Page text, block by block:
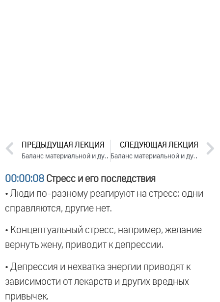
ПРЕДЫДУЩАЯ ЛЕКЦИЯ
Баланс материальной и духовной жизни в современном мире. День 1. Часть 1 (2024)
СЛЕДУЮЩАЯ ЛЕКЦИЯ
Баланс материальной и духовной жизни в современном мире. День 2. Часть 1 (2024)
00:00:08 Стресс и его последствия
• Люди по-разному реагируют на стресс: одни
справляются, другие нет.
• Концептуальный стресс, например, желание
вернуть жену, приводит к депрессии.
• Депрессия и нехватка энергии приводят к
зависимости от лекарств и других вредных
привычек.